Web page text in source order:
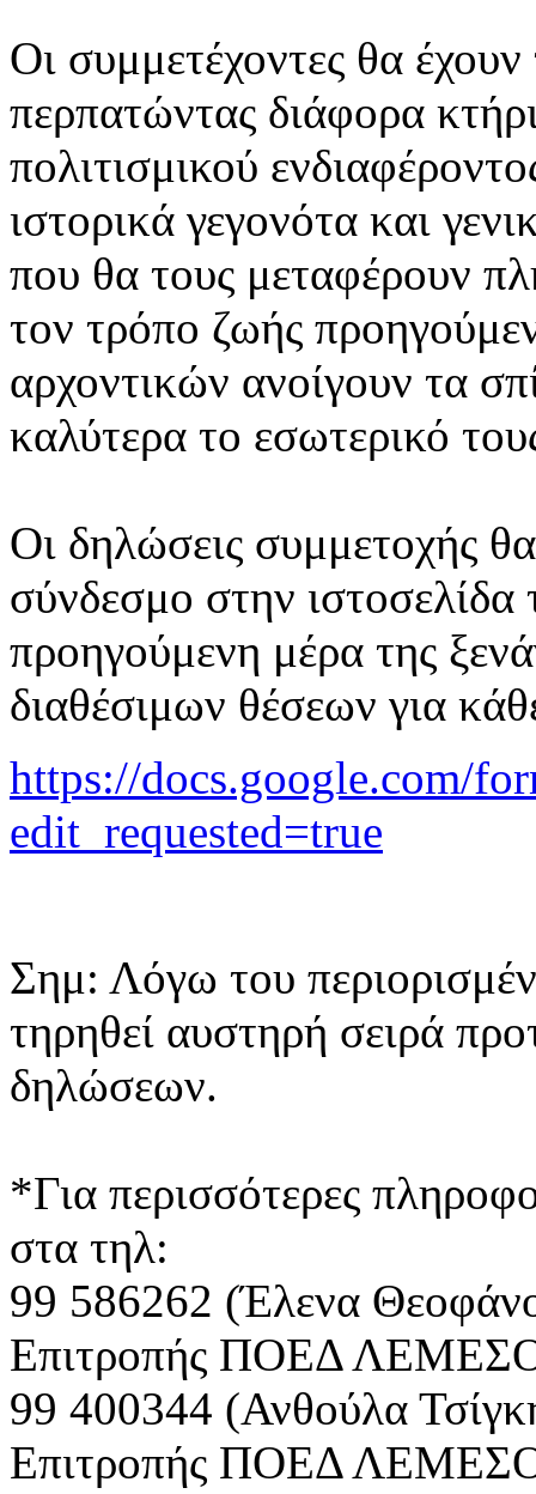
Οι συμμετέχοντες θα
περπατώντας διάφορα
πολιτισμικού
ιστορικά γεγονότα και
που θα τους μεταφέρουν
τον τρόπο ζωής
αρχοντικών ανοίγουν τα
καλύτερα το εσωτερικό
Οι δηλώσεις συμμετοχής
σύνδεσμο στην
προηγούμενη μέρα της
διαθέσιμων θέσεων για
https://docs.google.com/
edit_requested=true
Σημ: Λόγω του
τηρηθεί αυστηρή σειρά
δηλώσεων.
*Για περισσότερες
στα τηλ:
99 586262 (Έλενα
Επιτροπής ΠΟΕΔ
99 400344 (Ανθούλα
Επιτροπής ΠΟΕΔ